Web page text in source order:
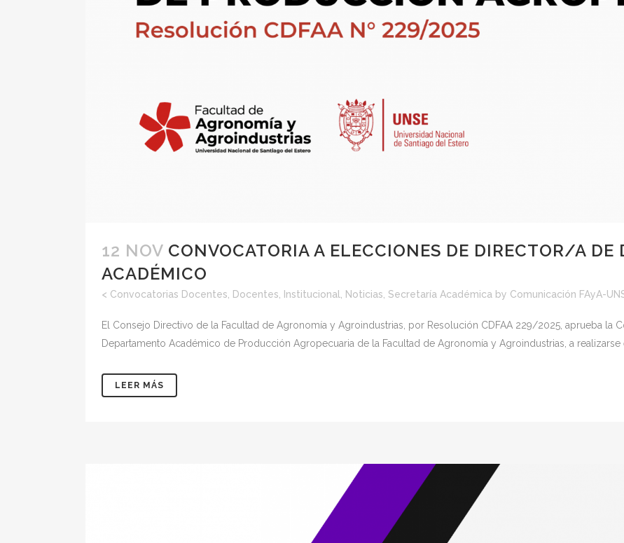
12 NOV CONVOCATORIA A ELECCIONES DE DIRECTOR/A DE
ACADÉMICO
< Convocatorias Docentes Docentes Institucional Noticias Secretaría Académica by Comunicación FAyA-
El Consejo Directivo de la Facultad de Agronomía y Agroindustrias, por Resolución CDFAA 229/2025, aprueba la
Departamento Académico de Producción Agropecuaria de la Facultad de Agronomía y Agroindustrias, a realizarse
LEER MÁS